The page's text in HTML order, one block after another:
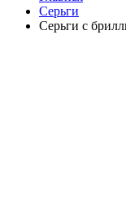
Серьги
Серьги с